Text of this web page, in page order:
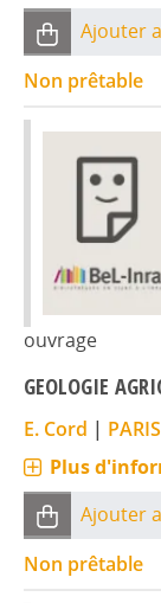
Ajouter
Non prêtable
ouvrage
GEOLOGIE
E. Cord |
Plus
Ajouter
Non prêtable